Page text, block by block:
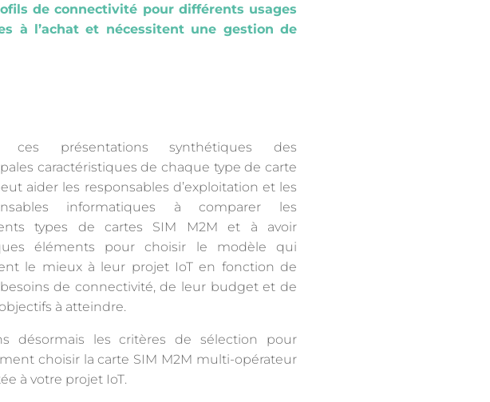
de connectivité pour différents usages
à l’achat et nécessitent une gestion de
ces présentations synthétiques des
caractéristiques de chaque type de carte
aider les responsables d’exploitation et les
informatiques à comparer les
types de cartes SIM M2M et à avoir
éléments pour choisir le modèle qui
le mieux à leur projet IoT en fonction de
besoins de connectivité, de leur budget et de
à atteindre.
désormais les critères de sélection pour
choisir la carte SIM M2M multi-opérateur
à votre projet IoT.